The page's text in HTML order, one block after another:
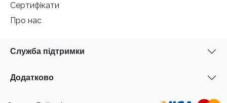
Сертифікати
Про нас
Служба підтримки
Додатково